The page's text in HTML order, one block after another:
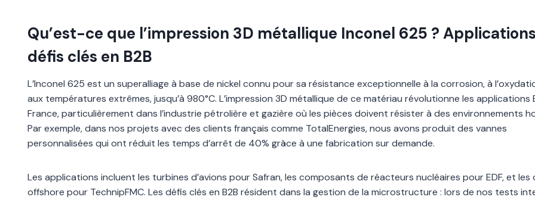
Qu’est-ce que l’impression 3D métallique Inconel 625 ?
défis clés en B2B
L’Inconel 625 est un superalliage à base de nickel connu pour sa résistance exceptionnelle à la corrosion, à
aux températures extrêmes, jusqu’à 980°C. L’impression 3D métallique de ce matériau révolutionne les applications
France, particulièrement dans l’industrie pétrolière et gazière où les pièces doivent résister à des environnements
Par exemple, dans nos projets avec des clients français comme TotalEnergies, nous avons produit des vannes
personnalisées qui ont réduit les temps d’arrêt de 40% grâce à une fabrication sur demande.
Les applications incluent les turbines d’avions pour Safran, les composants de réacteurs nucléaires pour EDF, et les
offshore pour TechnipFMC. Les défis clés en B2B résident dans la gestion de la microstructure : lors de nos tests